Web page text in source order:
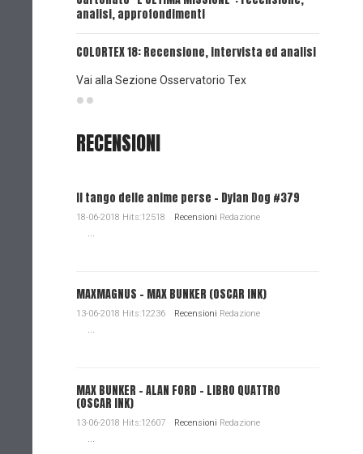
analisi, approfondimenti
COLORTEX 18: Recensione, intervista ed analisi
Vai alla Sezione Osservatorio Tex
RECENSIONI
Il tango delle anime perse - Dylan Dog #379
18-06-2018 Hits:12518 Recensioni Redazione
...
MAXMAGNUS – MAX BUNKER (OSCAR INK)
13-06-2018 Hits:12236 Recensioni Redazione
...
MAX BUNKER – ALAN FORD – LIBRO QUATTRO
(OSCAR INK)
13-06-2018 Hits:12607 Recensioni Redazione
...